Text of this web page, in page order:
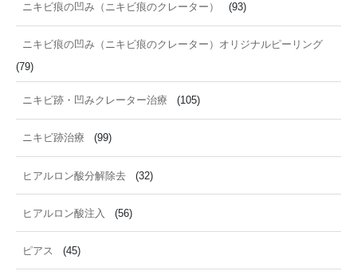
ニキビ痕の凹み（ニキビ痕のクレーター） (93)
ニキビ痕の凹み（ニキビ痕のクレーター）オリジナルピーリング
(79)
ニキビ跡・凹みクレーター治療 (105)
ニキビ跡治療 (99)
ヒアルロン酸分解除去 (32)
ヒアルロン酸注入 (56)
ピアス (45)